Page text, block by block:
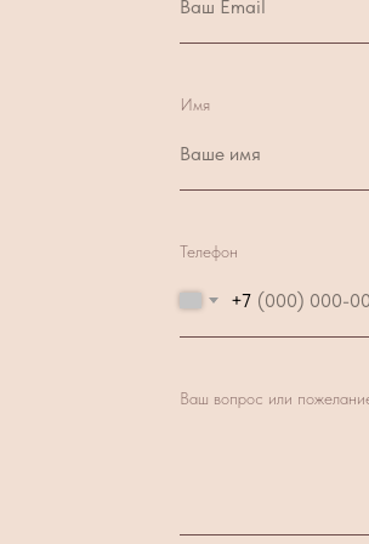
Имя
Телефон
+7
Ваш вопрос или